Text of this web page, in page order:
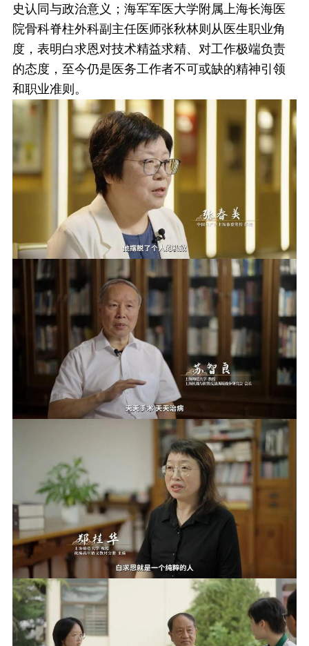
史认同与政治意义；海军军医大学附属上海长海医
院骨科脊柱外科副主任医师张秋林则从医生职业角
度，表明白求恩对技术精益求精、对工作极端负责
的态度，至今仍是医务工作者不可或缺的精神引领
和职业准则。